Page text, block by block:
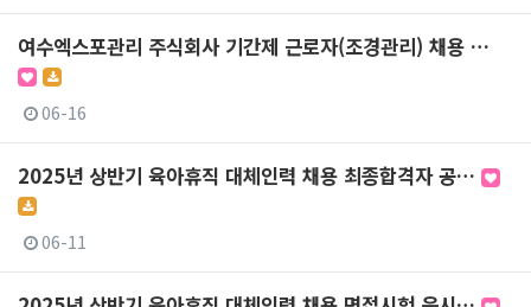
여수엑스포관리 주식회사 기간제 근로자(조경관리) 채용 …
06-16
2025년 상반기 육아휴직 대체인력 채용 최종합격자 공…
06-11